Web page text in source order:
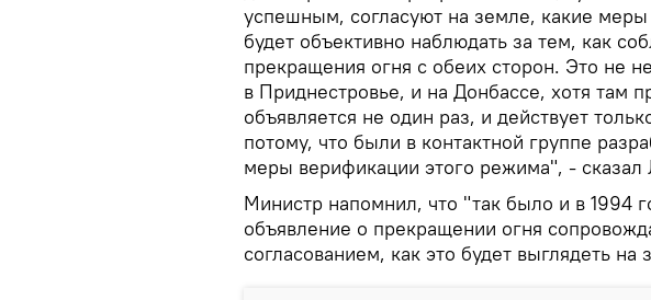
успешным, согласуют на земле, какие
будет объективно наблюдать за тем, как
прекращения огня с обеих сторон. Это не
в Приднестровье, и на Донбассе, хотя там
объявляется не один раз, и действует
потому, что были в контактной группе
меры верификации этого режима", - сказал
Министр напомнил, что "так было и в 1994
объявление о прекращении огня
согласованием, как это будет выглядеть на